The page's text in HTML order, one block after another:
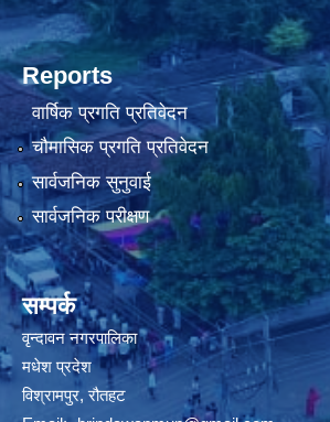
Reports
वार्षिक प्रगति प्रतिवेदन
चौमासिक प्रगति प्रतिवेदन
सार्वजनिक सुनुवाई
सार्वजनिक परीक्षण
सम्पर्क
वृन्दावन नगरपालिका
मधेश प्रदेश
विश्रामपुर, रौतहट